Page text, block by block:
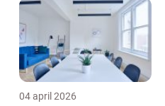
04 april 2026